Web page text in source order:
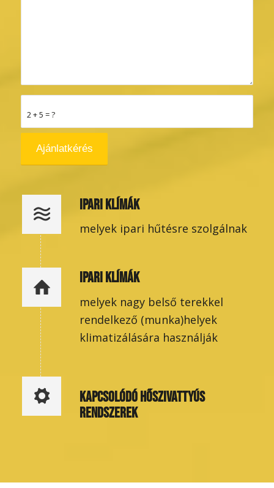
2 + 5 = ?
IPARI KLÍMÁK
melyek ipari hűtésre szolgálnak
IPARI KLÍMÁK
melyek nagy belső terekkel
rendelkező (munka)helyek
klimatizálására használják
KAPCSOLÓDÓ HŐSZIVATTYÚS
RENDSZEREK